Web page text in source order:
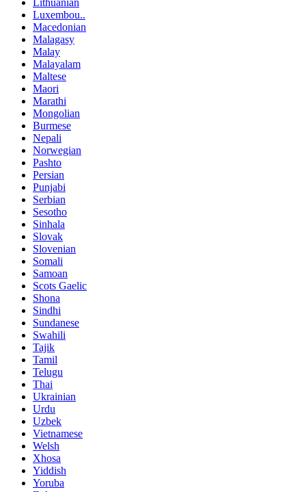
Luxembou..
Macedonian
Malagasy
Malay
Malayalam
Maltese
Maori
Marathi
Mongolian
Burmese
Nepali
Norwegian
Pashto
Persian
Punjabi
Serbian
Sesotho
Sinhala
Slovak
Slovenian
Somali
Samoan
Scots Gaelic
Shona
Sindhi
Sundanese
Swahili
Tajik
Tamil
Telugu
Thai
Ukrainian
Urdu
Uzbek
Vietnamese
Welsh
Xhosa
Yiddish
Yoruba